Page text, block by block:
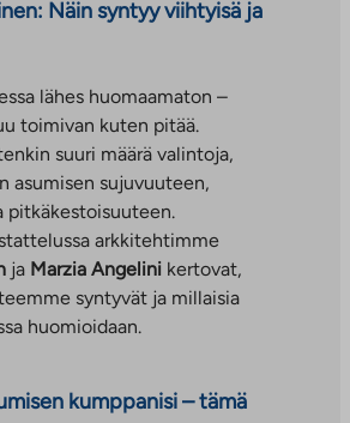
Näin syntyy viihtyisä ja
lähes huomaamaton –
toimivan kuten pitää.
suuri määrä valintoja,
asumisen sujuvuuteen,
pitkäkestoisuuteen.
arkkitehtimme
ja Marzia Angelini kertovat,
syntyvät ja millaisia
huomioidaan.
kumppanisi – tämä